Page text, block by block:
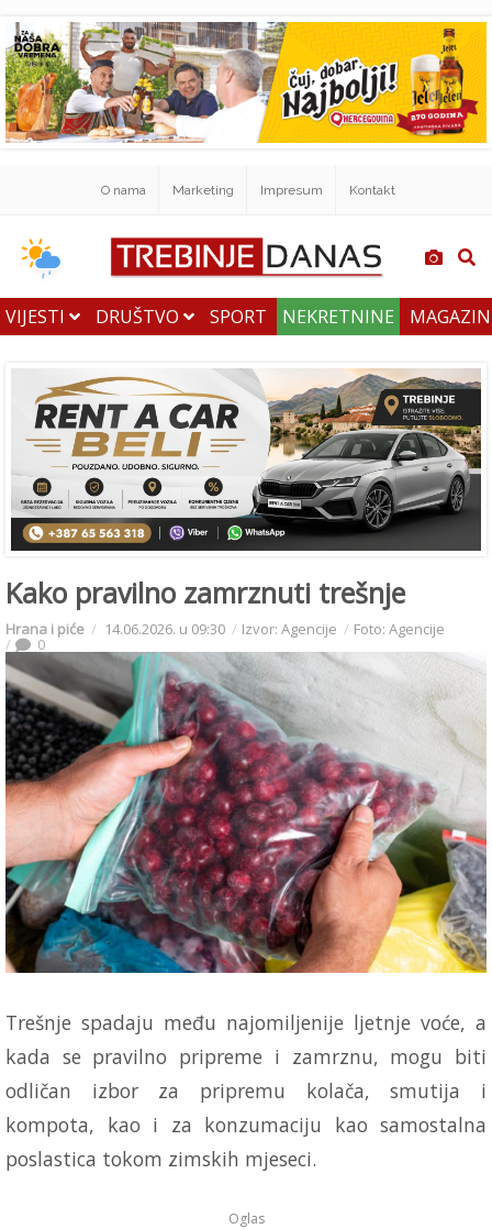
O nama Marketing Impresum Kontakt
VIJESTI DRUŠTVO SPORT NEKRETNINE
Kako pravilno zamrznuti trešnje
Hrana i piće 14.06.2026. u 09:30 Izvor: Agencije Foto: Agencije
0
Trešnje spadaju među najomiljenije ljetnje voće, a
kada se pravilno pripreme i zamrznu, mogu biti
odličan izbor za pripremu kolača, smutija i
kompota, kao i za konzumaciju kao samostalna
poslastica tokom zimskih mjeseci.
Oglas